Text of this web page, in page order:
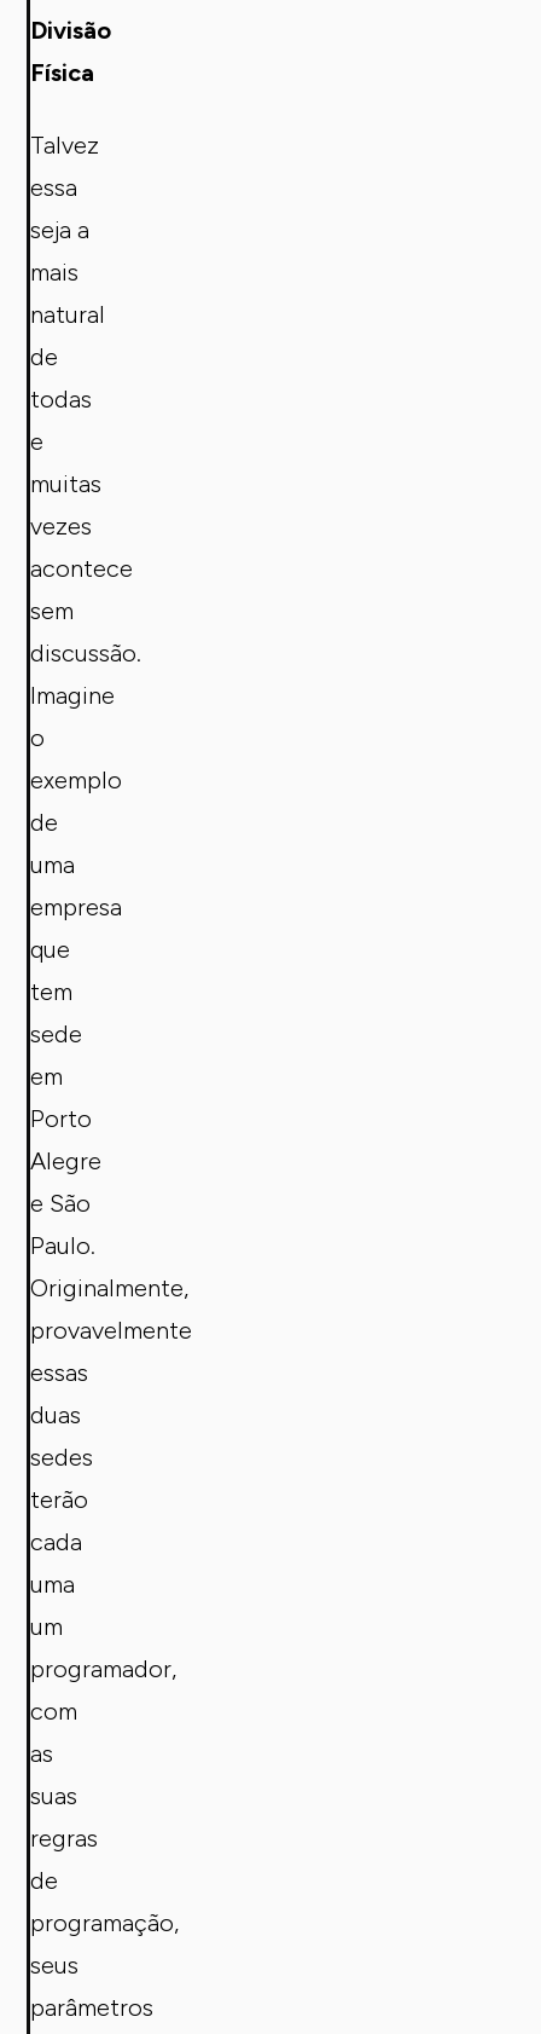
Divisão
Física
Talvez
essa
seja a
mais
natural
de
todas
e
muitas
vezes
acontece
sem
discussão.
Imagine
o
exemplo
de
uma
empresa
que
tem
sede
em
Porto
Alegre
e São
Paulo.
Originalmente,
provavelmente
essas
duas
sedes
terão
cada
uma
um
programador,
com
as
suas
regras
de
programação,
seus
parâmetros